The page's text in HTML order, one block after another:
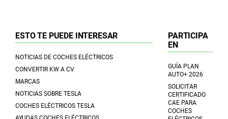
ESTO TE PUEDE INTERESAR
NOTICIAS DE COCHES ELÉCTRICOS
CONVERTIR KW A CV
MARCAS
NOTICIAS SOBRE TESLA
COCHES ELÉCTRICOS TESLA
PARTICIPA
EN
GUÍA PLAN
AUTO+ 2026
SOLICITAR
CERTIFICADO
CAE PARA
COCHES